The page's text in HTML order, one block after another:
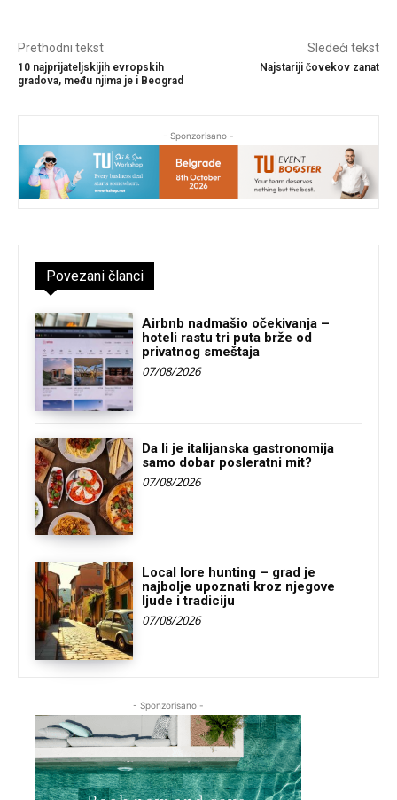
Prethodni tekst
10 najprijateljskijih evropskih
gradova, među njima je i Beograd
Sledeći tekst
Najstariji čovekov zanat
- Sponzorisano -
Povezani članci
Airbnb nadmašio očekivanja –
hoteli rastu tri puta brže od
privatnog smeštaja
07/08/2026
Da li je italijanska gastronomija
samo dobar posleratni mit?
07/08/2026
Local lore hunting – grad je
najbolje upoznati kroz njegove
ljude i tradiciju
07/08/2026
- Sponzorisano -